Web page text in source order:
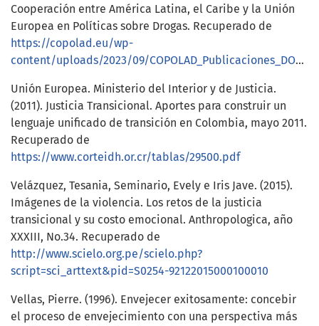
Cooperación entre América Latina, el Caribe y la Unión
Europea en Políticas sobre Drogas. Recuperado de
https://copolad.eu/wp-
content/uploads/2023/09/COPOLAD_Publicaciones_DOCUMENTO_FINAL_COPOLAD_III.pdf
Unión Europea. Ministerio del Interior y de Justicia.
(2011). Justicia Transicional. Aportes para construir un
lenguaje unificado de transición en Colombia, mayo 2011.
Recuperado de
https://www.corteidh.or.cr/tablas/29500.pdf
Velázquez, Tesania, Seminario, Evely e Iris Jave. (2015).
Imágenes de la violencia. Los retos de la justicia
transicional y su costo emocional. Anthropologica, año
XXXIII, No.34. Recuperado de
http://www.scielo.org.pe/scielo.php?
script=sci_arttext&pid=S0254-92122015000100010
Vellas, Pierre. (1996). Envejecer exitosamente: concebir
el proceso de envejecimiento con una perspectiva más